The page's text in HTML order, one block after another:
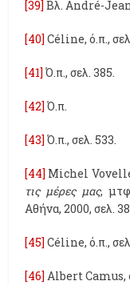
[39] Βλ. André-
[40] Céline, ό.π.,
[41] Ό.π., σελ. 385.
[42] Ό.π.
[43] Ό.π., σελ. 533.
[44] Michel
τις μέρες μας,
Αθήνα, 2000, σελ.
[45] Céline, ό.π.,
[46] Albert Camus,